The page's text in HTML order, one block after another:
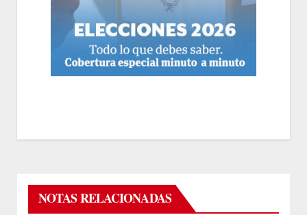
NOTAS RELACIONADAS